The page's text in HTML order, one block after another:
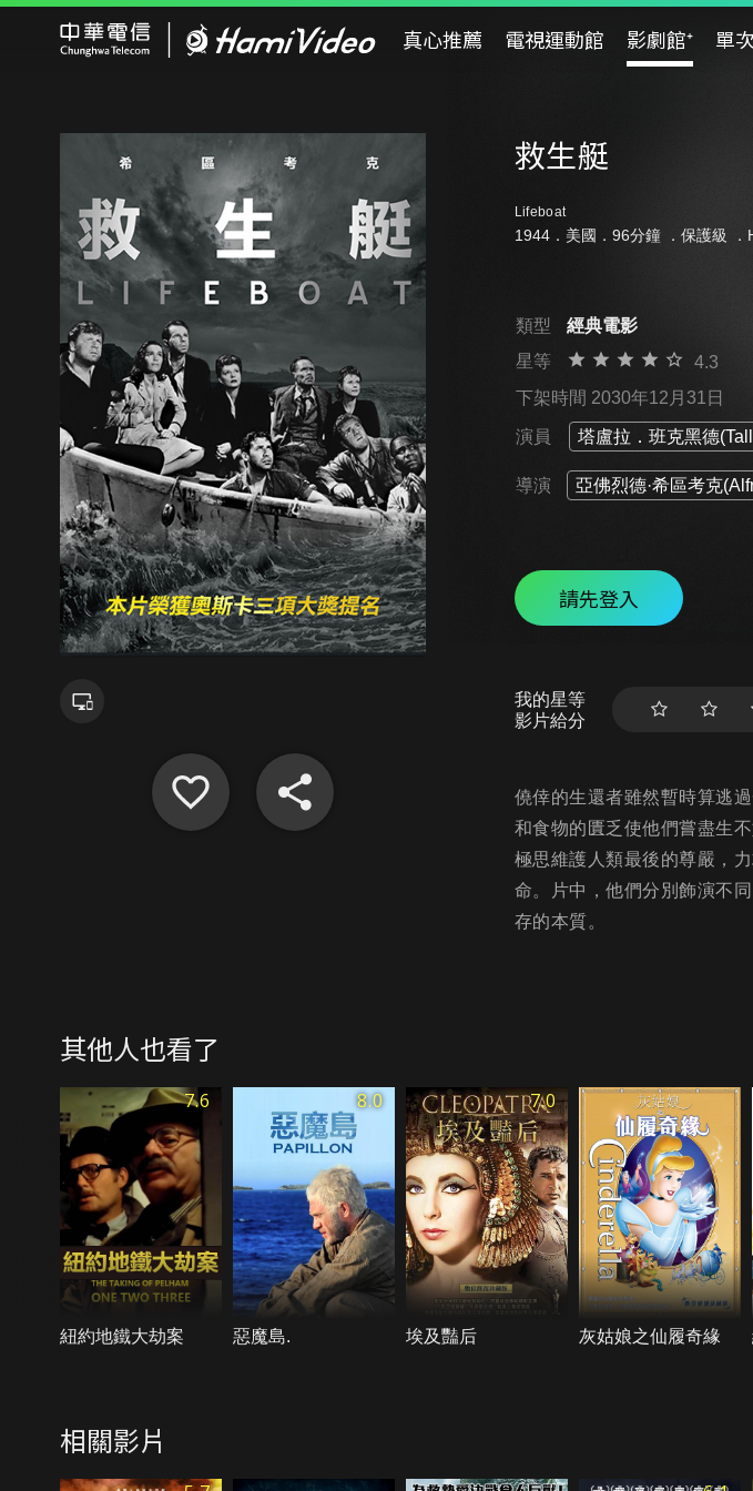
真心推薦 電視運動館 影劇館⁺ 單
救生艇
Lifeboat
1944．美國．96分鐘 ． 保護級
類型
經典電影
星等
4.3
下架時間 2030年12月31日
演員 塔盧拉．班克黑德
導演 亞佛烈德·希區考克
請先登入
我的星等
影片給分
僥倖的生還者雖然暫時算逃
和食物的匱乏使他們嘗盡生
極思維護人類最後的尊嚴，
命。片中，他們分別飾演不
存的本質。
其他人也看了
7.6
紐約地鐵大劫案
8.0
惡魔島.
7.0
埃及豔后 灰姑娘之仙履奇緣
相關影片